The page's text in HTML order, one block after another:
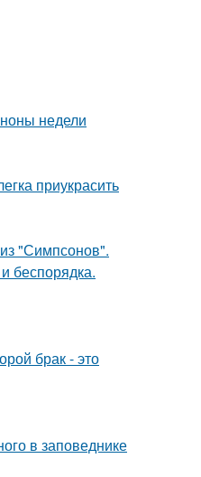
недели
приукрасить
"Симпсонов".
беспорядка.
брак - это
в заповеднике